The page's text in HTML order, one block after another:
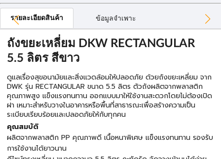
รายละเอียดสินค้า ข้อมูลจำเพาะ
ถังขยะเหลี่ยม DKW RECTANGULAR
5.5 ลิตร สีขาว
ดูแลเรื่องสุขอนามัยและสิ่งแวดล้อมให้ปลอดภัย ด้วยถังขยะเหลี่ยม จาก
DWK รุ่น RECTANGULAR ขนาด 5.5 ลิตร ตัวถังผลิตจากพลาสติก
คุณภาพสูง แข็งแรงทนทาน ออกแบบมาให้ใช้งานสะดวกโดยไม่ต้องเปิด
ฝา เหมาะสำหรับวางในอาคารหรือพื้นที่สาธารณะเพื่อสร้างความเป็น
ระเบียบเรียบร้อยและปลอดภัยให้กับทุกคน
คุณสมบัติ
ผลิตจากพลาสติก PP คุณภาพดี เนื้อหนาพิเศษ แข็งแรงทนทาน รองรับ
การใช้งานได้ยาวนาน